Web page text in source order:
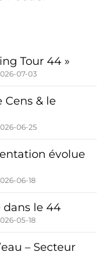
Tour 44 »
07-03
& le
06-25
évolue
06-18
dans le 44
05-18
– Secteur